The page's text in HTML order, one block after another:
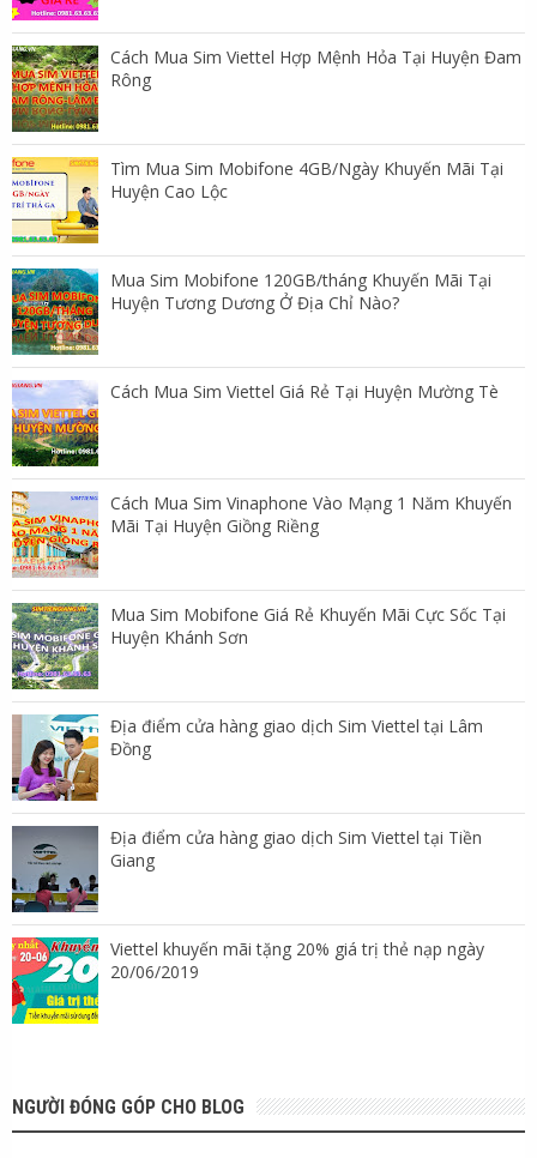
Cách Mua Sim Viettel Hợp Mệnh Hỏa Tại Huyện Đam
Rông
Tìm Mua Sim Mobifone 4GB/Ngày Khuyến Mãi Tại
Huyện Cao Lộc
Mua Sim Mobifone 120GB/tháng Khuyến Mãi Tại
Huyện Tương Dương Ở Địa Chỉ Nào?
Cách Mua Sim Viettel Giá Rẻ Tại Huyện Mường Tè
Cách Mua Sim Vinaphone Vào Mạng 1 Năm Khuyến
Mãi Tại Huyện Giồng Riềng
Mua Sim Mobifone Giá Rẻ Khuyến Mãi Cực Sốc Tại
Huyện Khánh Sơn
Địa điểm cửa hàng giao dịch Sim Viettel tại Lâm
Đồng
Địa điểm cửa hàng giao dịch Sim Viettel tại Tiền
Giang
Viettel khuyến mãi tặng 20% giá trị thẻ nạp ngày
20/06/2019
NGƯỜI ĐÓNG GÓP CHO BLOG